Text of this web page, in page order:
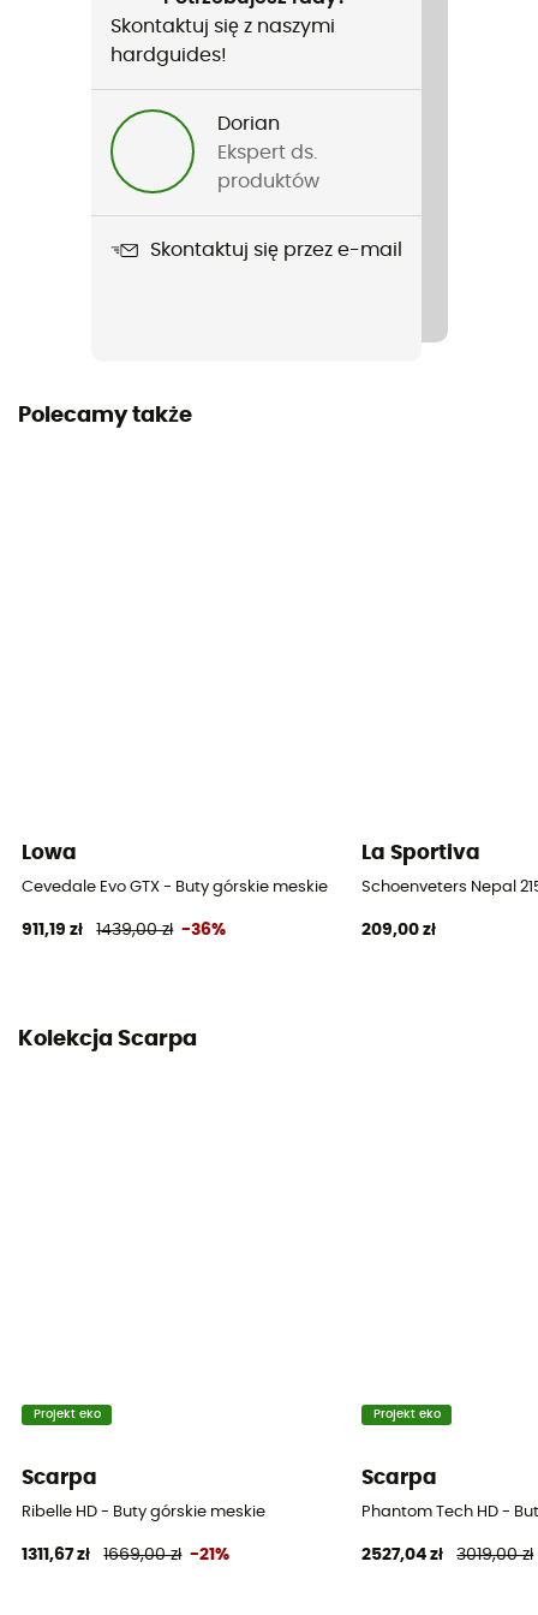
Nazwa produktu
Mont Blanc Pro GTX
Pasujące raki
Na paski / Półautomatyczne / Automatyczne
Vibram / Gore-Tex®
Twarda
Gwarantowane pochodzenie europejskie
Tak
Skontaktuj się z naszymi
hardguides!
Dorian
Ekspert ds.
produktów
Skontaktuj się przez e-mail
Polecamy także
Lowa
Cevedale Evo GTX - Buty górskie meskie
911,19 zł 1439,00 zł -36%
La Sportiva
Schoenveters Nepal
209,00 zł
Kolekcja Scarpa
Projekt eko
Scarpa
Ribelle HD - Buty górskie meskie
1311,67 zł 1669,00 zł -21%
Projekt eko
Scarpa
Phantom Tech HD -
2527,04 zł 3019,00 zł